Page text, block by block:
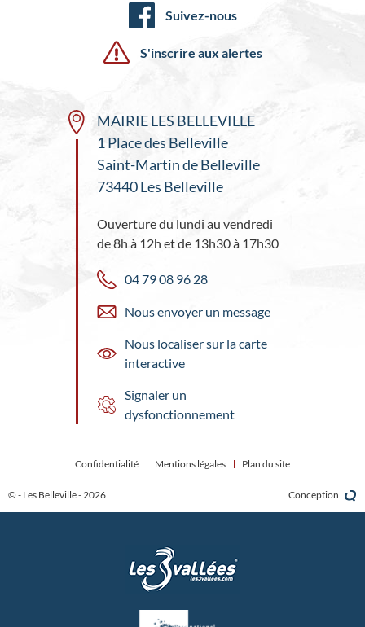
Suivez-nous
S'inscrire aux alertes
MAIRIE LES BELLEVILLE
1 Place des Belleville
Saint-Martin de Belleville
73440 Les Belleville
Ouverture du lundi au vendredi
de 8h à 12h et de 13h30 à 17h30
04 79 08 96 28
Nous envoyer un message
Nous localiser sur la carte
interactive
Signaler un
dysfonctionnement
© - Les Belleville - 2026
Confidentialité Mentions légales Plan du site
Conception